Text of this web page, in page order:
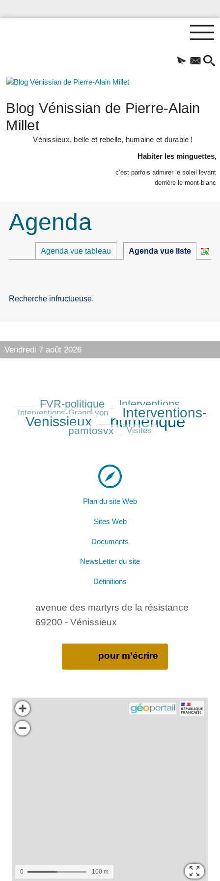
Blog Vénissian de Pierre-Alain
Millet
Vénissieux, belle et rebelle, humaine et durable !
Habiter les minguettes,
c’est parfois admirer le soleil levant
derrière le mont-blanc
Agenda
Agenda vue tableau Agenda vue liste
Recherche infructueuse.
Vendredi 7 août 2026
FVR-politique Interventions
Interventions-GrandLyon
382/530 Interventions-
Venissieux
530/530 numérique
196/530
pamtosvx
41/530 Visites
Plan du site Web
Sites Web
Documents
NewsLetter du site
Définitions
avenue des martyrs de la résistance
69200 - Vénissieux
pour m’écrire